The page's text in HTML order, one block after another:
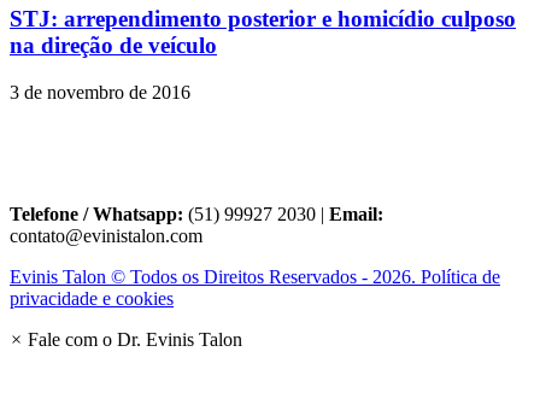
STJ: arrependimento posterior e homicídio culposo
na direção de veículo
3 de novembro de 2016
Telefone / Whatsapp: (51) 99927 2030 | Email:
contato@evinistalon.com
Evinis Talon © Todos os Direitos Reservados - 2026. Política de
privacidade e cookies
× Fale com o Dr. Evinis Talon